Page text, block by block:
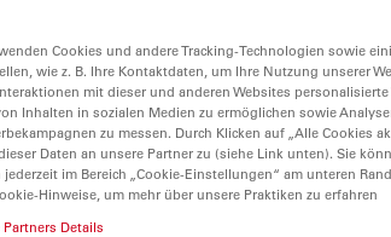
von 10X
mit
und
Cookies und andere Tracking-Technologien sowie
wie z. B. Ihre Kontaktdaten, um Ihre Nutzung unserer
mit dieser und anderen Websites
Inhalten in sozialen Medien zu ermöglichen sowie
zu messen. Durch Klicken auf „Alle Cookies
Daten an unsere Partner zu (siehe Link unten). Sie
im Bereich „Cookie-Einstellungen“ am unteren
Hinweise, um mehr über unsere Praktiken zu erfahren
Details